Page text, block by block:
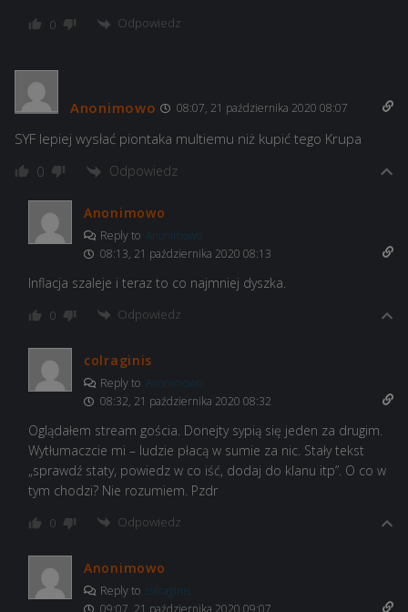
0 Odpowiedz
Anonimowo 08:07, 21 października 2020 08:07
SYF lepiej wysłać piontaka multiemu niż kupić tego Krupa
0 Odpowiedz
Anonimowo
Reply to Anonimowo
08:13, 21 października 2020 08:13
Inflacja szaleje i teraz to co najmniej dyszka.
0 Odpowiedz
colraginis
Reply to Anonimowo
08:32, 21 października 2020 08:32
Oglądałem stream gościa. Donejty sypią się jeden za drugim.
Wytłumaczcie mi – ludzie płacą w sumie za nic. Stały tekst
„sprawdź staty, powiedz w co iść, dodaj do klanu itp”. O co w
tym chodzi? Nie rozumiem. Pzdr
0 Odpowiedz
Anonimowo
Reply to colraginis
09:07, 21 października 2020 09:07